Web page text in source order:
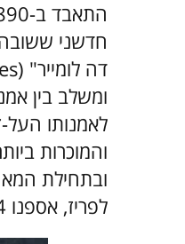
חדשני ששובה
ומשלב בין
לאמנותו
לפריז, אספנו 14 תמונות וסרטון שממחישים את ייחודה וחידושה בעולם האמנות.